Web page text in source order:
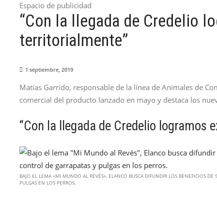
Espacio de publicidad
“Con la llegada de Credelio
territorialmente”
1 septiembre, 2019
Matías Garrido, responsable de la línea de Animales de
comercial del producto lanzado en mayo y destaca los
“Con la llegada de Credelio logramos
BAJO EL LEMA «MI MUNDO AL REVÉS», ELANCO BUSCA DIFUNDIR LOS BENEFICIOS
PULGAS EN LOS PERROS.